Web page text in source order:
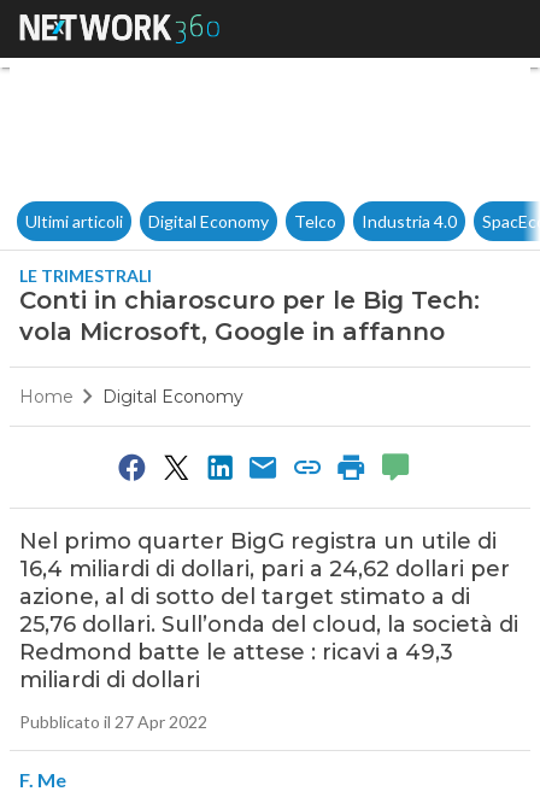
Conti in chiaroscuro per le
Ultimi articoli Digital Economy Telco Industria 4.0
LE TRIMESTRALI
Conti in chiaroscuro per le Big Tech:
vola Microsoft, Google in affanno
Home Digital Economy
Nel primo quarter BigG registra un utile di
16,4 miliardi di dollari, pari a 24,62 dollari per
azione, al di sotto del target stimato a di
25,76 dollari. Sull’onda del cloud, la società di
Redmond batte le attese : ricavi a 49,3
miliardi di dollari
Pubblicato il 27 Apr 2022
F. Me